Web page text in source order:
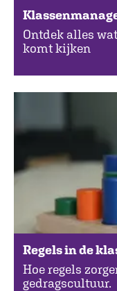
Ontdek alles
komt kijken
Regels in de
Hoe regels
gedragscultuur.